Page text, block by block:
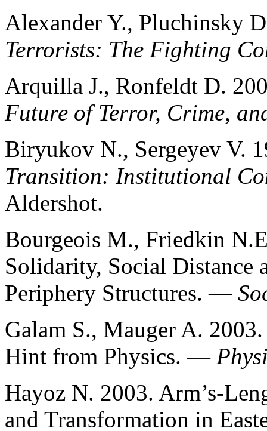
Alexander Y., Pluchinsky
Terrorists: The Fighting
Arquilla J., Ronfeldt D.
Future of Terror, Crime,
Biryukov N., Sergeyev V.
Transition: Institutional
Aldershot.
Bourgeois M., Friedkin
Solidarity, Social Distance
Periphery Structures. —
Galam S., Mauger A.
Hint from Physics. —
Hayoz N. 2003. Arm’s-
and Transformation in